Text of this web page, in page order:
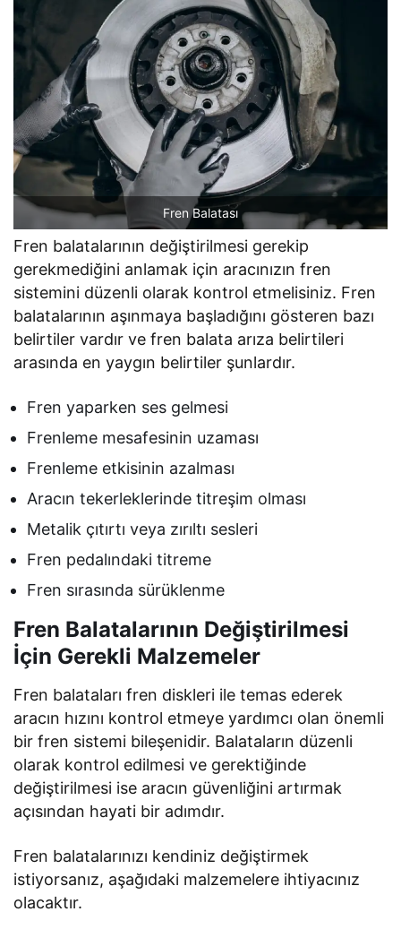
Fren Balatası
Fren balatalarının değiştirilmesi gerekip
gerekmediğini anlamak için aracınızın fren
sistemini düzenli olarak kontrol etmelisiniz. Fren
balatalarının aşınmaya başladığını gösteren bazı
belirtiler vardır ve fren balata arıza belirtileri
arasında en yaygın belirtiler şunlardır.
Fren yaparken ses gelmesi
Frenleme mesafesinin uzaması
Frenleme etkisinin azalması
Aracın tekerleklerinde titreşim olması
Metalik çıtırtı veya zırıltı sesleri
Fren pedalındaki titreme
Fren sırasında sürüklenme
Fren Balatalarının Değiştirilmesi
İçin Gerekli Malzemeler
Fren balataları fren diskleri ile temas ederek
aracın hızını kontrol etmeye yardımcı olan önemli
bir fren sistemi bileşenidir. Balataların düzenli
olarak kontrol edilmesi ve gerektiğinde
değiştirilmesi ise aracın güvenliğini artırmak
açısından hayati bir adımdır.
Fren balatalarınızı kendiniz değiştirmek
istiyorsanız, aşağıdaki malzemelere ihtiyacınız
olacaktır.